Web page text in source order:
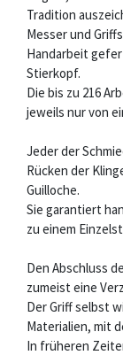
Tradition
Messer und
Handarbeit
Stierkopf.
Die bis zu 216
jeweils nur von
Jeder der
Rücken der
Guilloche.
Sie garantiert
zu einem
Den Abschluss
zumeist eine
Der Griff selbst
Materialien, mit
In früheren